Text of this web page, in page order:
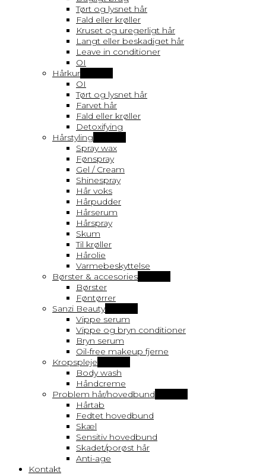
Tørt og lysnet hår
Fald eller krøller
Kruset og uregerligt hår
Langt eller beskadiget hår
Leave in conditioner
OI
Hårkur
OI
Tørt og lysnet hår
Farvet hår
Fald eller krøller
Detoxifying
Hårstyling
Spray wax
Fønspray
Gel / Cream
Shinespray
Hår voks
Hårpudder
Hårserum
Hårspray
Skum
Til krøller
Hårolie
Varmebeskyttelse
Børster & accesories
Børster
Føntørrer
Sanzi Beauty
Vippe serum
Vippe og bryn conditioner
Bryn serum
Oil-free makeup fjerne
Kropspleje
Body wash
Håndcreme
Problem hår/hovedbund
Hårtab
Fedtet hovedbund
Skæl
Sensitiv hovedbund
Skadet/porøst hår
Anti-age
Kontakt